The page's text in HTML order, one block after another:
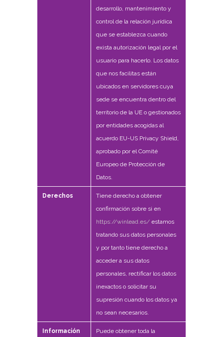
desarrollo, mantenimiento y
control de la relación jurídica
que se establezca cuando
exista autorización legal por el
usuario para hacerlo. Los datos
que nos facilitas están
ubicados en servidores cuya
sede se encuentra dentro del
territorio de la UE o gestionados
por entidades acogidas al
acuerdo EU-US Privacy Shield,
aprobado por el Comité
Europeo de Protección de
Datos.
Derechos
Tiene derecho a obtener
confirmación sobre si en
https://winlead.es/ estamos
tratando sus datos personales
y por tanto tiene derecho a
acceder a sus datos
personales, rectificar los datos
inexactos o solicitar su
supresión cuando los datos ya
no sean necesarios.
Información
Puede obtener toda la